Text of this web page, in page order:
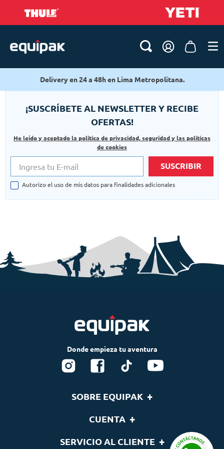
Delivery en 24 a 48h en Lima Metropolitana.
¡SUSCRÍBETE AL NEWSLETTER Y RECIBE
OFERTAS!
He leído y aceptado la politica de privacidad, seguridad y las politicas
de cookies
SUSCRIBIR
Autorizo el uso de mis datos para finalidades adicionales
SOBRE EQUIPAK +
Nuestras Marcas
CUENTA +
SERVICIO AL CLIENTE +